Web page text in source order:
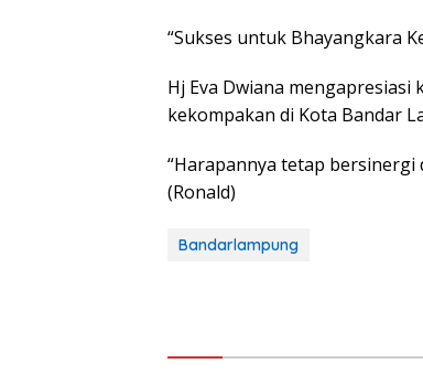
“Sukses untuk Bhayangkara
Hj Eva Dwiana
kekompakan di Kota Bandar
“Harapannya tetap bersinergi
(Ronald)
Bandarlampung